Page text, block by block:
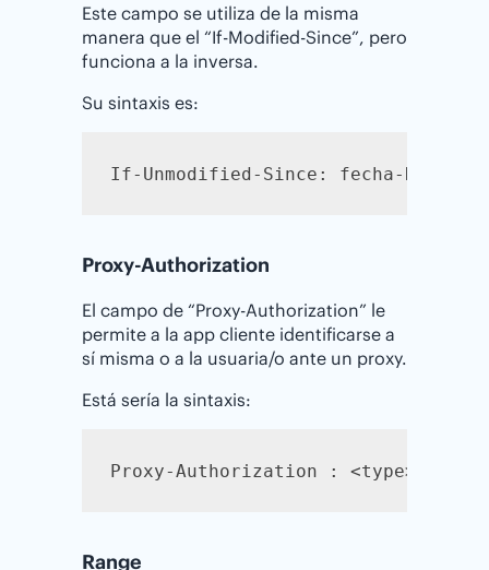
Este campo se utiliza de la misma
manera que el “If-Modified-Since”, pero
funciona a la inversa.
Su sintaxis es:
If-Unmodified-Since: fecha-HTTP
Proxy-Authorization
El campo de “Proxy-Authorization” le
permite a la app cliente identificarse a
sí misma o a la usuaria/o ante un proxy.
Está sería la sintaxis:
Proxy-Authorization : <type>
Range